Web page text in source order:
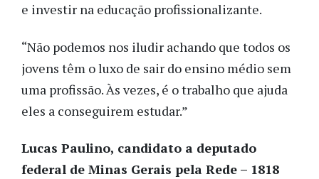
e investir na educação profissionalizante.
“Não podemos nos iludir achando que todos os
jovens têm o luxo de sair do ensino médio sem
uma profissão. Às vezes, é o trabalho que ajuda
eles a conseguirem estudar.”
Lucas Paulino, candidato a deputado
federal de Minas Gerais pela Rede – 1818